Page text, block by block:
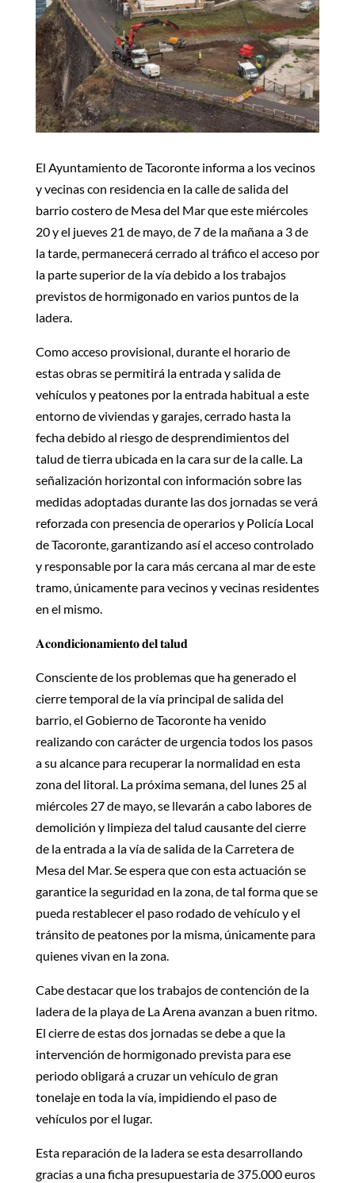
El Ayuntamiento de Tacoronte informa a los vecinos
y vecinas con residencia en la calle de salida del
barrio costero de Mesa del Mar que este miércoles
20 y el jueves 21 de mayo, de 7 de la mañana a 3 de
la tarde, permanecerá cerrado al tráfico el acceso por
la parte superior de la vía debido a los trabajos
previstos de hormigonado en varios puntos de la
ladera.
Como acceso provisional, durante el horario de
estas obras se permitirá la entrada y salida de
vehículos y peatones por la entrada habitual a este
entorno de viviendas y garajes, cerrado hasta la
fecha debido al riesgo de desprendimientos del
talud de tierra ubicada en la cara sur de la calle. La
señalización horizontal con información sobre las
medidas adoptadas durante las dos jornadas se verá
reforzada con presencia de operarios y Policía Local
de Tacoronte, garantizando así el acceso controlado
y responsable por la cara más cercana al mar de este
tramo, únicamente para vecinos y vecinas residentes
en el mismo.
𝐀𝐜𝐨𝐧𝐝𝐢𝐜𝐢𝐨𝐧𝐚𝐦𝐢𝐞𝐧𝐭𝐨 𝐝𝐞𝐥 𝐭𝐚𝐥𝐮𝐝
Consciente de los problemas que ha generado el
cierre temporal de la vía principal de salida del
barrio, el Gobierno de Tacoronte ha venido
realizando con carácter de urgencia todos los pasos
a su alcance para recuperar la normalidad en esta
zona del litoral. La próxima semana, del lunes 25 al
miércoles 27 de mayo, se llevarán a cabo labores de
demolición y limpieza del talud causante del cierre
de la entrada a la vía de salida de la Carretera de
Mesa del Mar. Se espera que con esta actuación se
garantice la seguridad en la zona, de tal forma que se
pueda restablecer el paso rodado de vehículo y el
tránsito de peatones por la misma, únicamente para
quienes vivan en la zona.
Cabe destacar que los trabajos de contención de la
ladera de la playa de La Arena avanzan a buen ritmo.
El cierre de estas dos jornadas se debe a que la
intervención de hormigonado prevista para ese
periodo obligará a cruzar un vehículo de gran
tonelaje en toda la vía, impidiendo el paso de
vehículos por el lugar.
Esta reparación de la ladera se esta desarrollando
gracias a una ficha presupuestaria de 375.000 euros